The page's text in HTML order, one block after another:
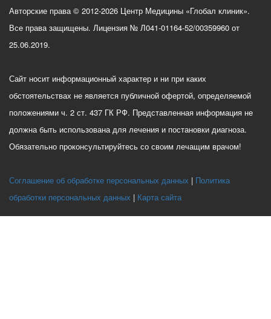
Авторские права © 2012-2026 Центр Медицины «Глобал клиник».
Все права защищены. Лицензия № Л041-01164-52/00359960 от
25.06.2019.
Сайт носит информационный характер и ни при каких
обстоятельствах не является публичной офертой, определяемой
положениями ч. 2 ст. 437 ГК РФ. Представленная информация не
должна быть использована для лечения и постановки диагноза.
Обязательно проконсультируйтесь со своим лечащим врачом!
Соглашение об обработке персональных данных
Политика
обработки персональных данных
Карта сайта